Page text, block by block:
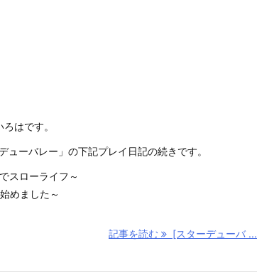
はです。
ーバレー」の下記プレイ日記の続きです。
スローライフ～
めました～
記事を読む
[スターデューバ ...